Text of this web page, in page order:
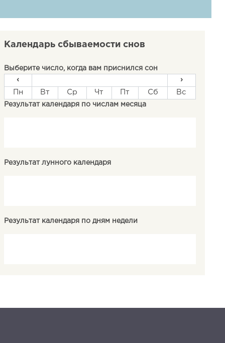
Календарь сбываемости снов
Выберите число, когда вам приснился сон
‹
›
Пн
Вт Ср Чт Пт Сб Вс
Результат календаря по числам месяца
Результат лунного календаря
Результат календаря по дням недели